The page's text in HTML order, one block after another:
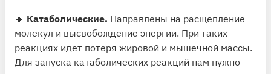
🔸 Катаболические. Направлены на расщепление
молекул и высвобождение энергии. При таких
реакциях идет потеря жировой и мышечной массы.
Для запуска катаболических реакций нам нужно